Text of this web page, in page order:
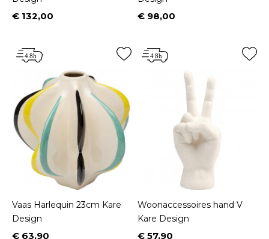
Prijs
€ 132,00 Prijs
€ 98,00
Vaas Harlequin 23cm Kare
Design
€ 63,90
Woonaccessoires hand V
Kare Design
€ 57,90